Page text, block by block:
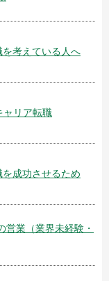
考えている人へ
ャリア転職
成功させるため
営業（業界未経験・